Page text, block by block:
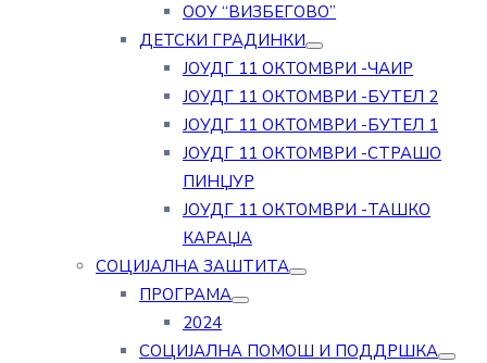
ООУ “ВИЗБЕГОВО”
ДЕТСКИ ГРАДИНКИ
ЈОУДГ 11 ОКТОМВРИ -ЧАИР
ЈОУДГ 11 ОКТОМВРИ -БУТЕЛ 2
ЈОУДГ 11 ОКТОМВРИ -БУТЕЛ 1
ЈОУДГ 11 ОКТОМВРИ -СТРАШО
ПИНЏУР
ЈОУДГ 11 ОКТОМВРИ -ТАШКО
КАРАЏА
СОЦИЈАЛНА ЗАШТИТА
ПРОГРАМА
2024
СОЦИЈАЛНА ПОМОШ И ПОДДРШКА